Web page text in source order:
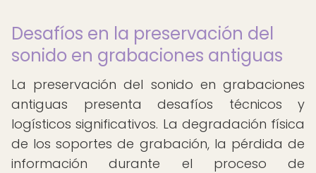
Desafíos en la preservación del
sonido en grabaciones antiguas
La preservación del sonido en grabaciones
antiguas presenta desafíos técnicos y
logísticos significativos. La degradación física
de los soportes de grabación, la pérdida de
información durante el proceso de